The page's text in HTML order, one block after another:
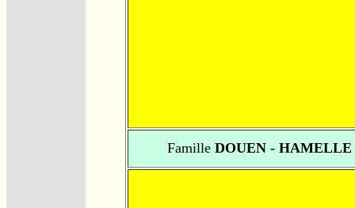
FamilleDOUEN - HAMELLE